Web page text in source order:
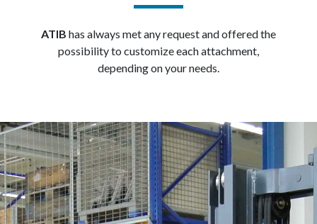
ATIB has always met any request and offered the
possibility to customize each attachment,
depending on your needs.